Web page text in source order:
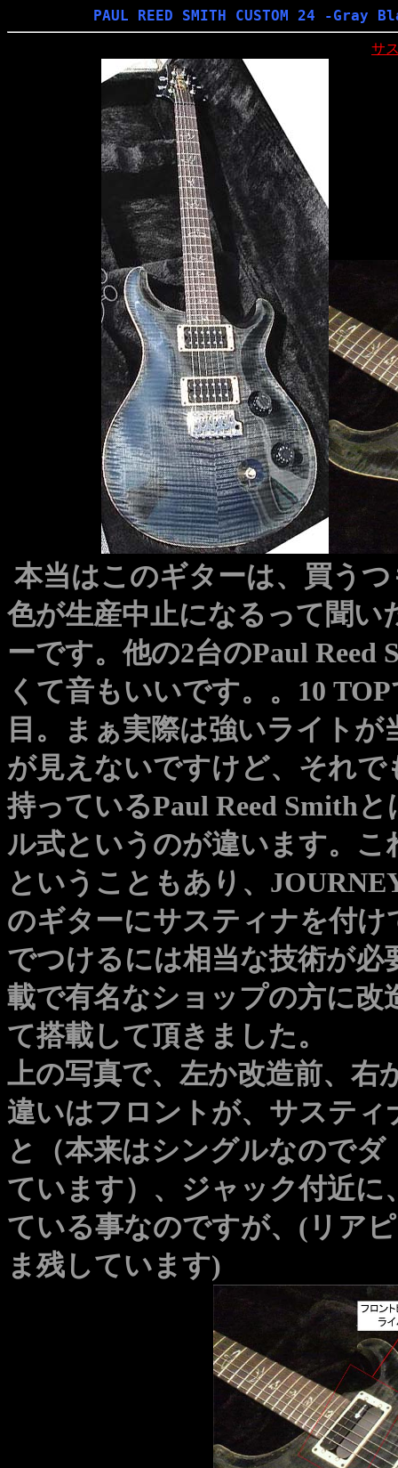
PAUL REED SMITH CUSTOM 24 -Gray
サ
本当はこのギターは、買う
色が生産中止になるって聞
ーです。他の2台のPaul
くて音もいいです。。 10
目。まぁ実際は強いライト
が見えないですけど、それ
持っているPaul Reed Smith
ル式というのが違います。 こ
ということもあり、
のギターにサスティナを付
でつけるには相当な技術が
載で有名なショップの方に改
て搭載して頂きました。
上の写真で、左か改造前、右
違いはフロントが、サステ
と（本来はシングルなので
ています）、ジャック付近
ている事なのですが、 (リア
ま残しています)